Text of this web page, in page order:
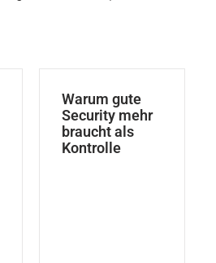
Warum gute
Security mehr
braucht als
Kontrolle